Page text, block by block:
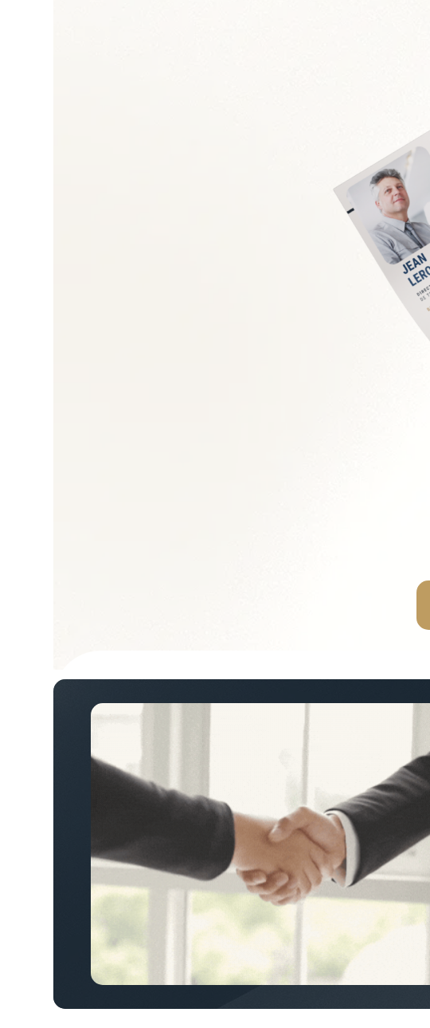
Relations sociales et IRP
Droit du travail et conformité RH
Gestion des talents et recrutement
Transformation organisationnelle
Restructuration et PSE